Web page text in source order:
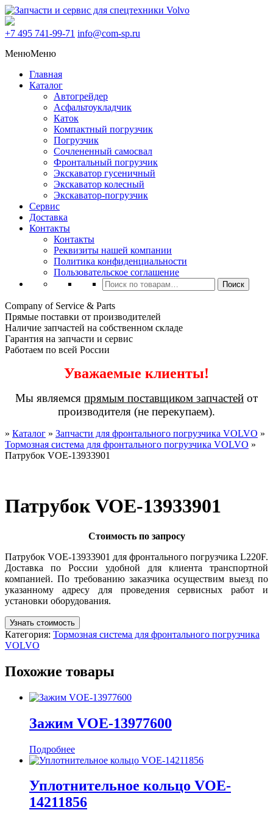
+7 495 741-99-71 info@com-sp.ru
МенюМеню
Главная
Каталог
Автогрейдер
Асфальтоукладчик
Каток
Компактный погрузчик
Погрузчик
Сочлененный самосвал
Фронтальный погрузчик
Экскаватор гусеничный
Экскаватор колесный
Экскаватор-погрузчик
Сервис
Доставка
Контакты
Контакты
Реквизиты нашей компании
Политика конфиденциальности
Пользовательское соглашение
Искать:
Поиск
Company of Service & Parts
Прямые поставки от производителей
Наличие запчастей на собственном складе
Гарантия на запчасти и сервис
Работаем по всей России
Уважаемые клиенты!
Мы являемся прямым поставщиком запчастей от
производителя (не перекупаем).
» Каталог » Запчасти для фронтального погрузчика VOLVO »
Тормозная система для фронтального погрузчика VOLVO »
Патрубок VOE-13933901
Патрубок VOE-13933901
Стоимость по запросу
Патрубок VOE-13933901 для фронтального погрузчика L220F.
Доставка по России удобной для клиента транспортной
компанией. По требованию заказчика осуществим выезд по
указанному адресу для проведения сервисных работ и
установки оборудования.
Узнать стоимость
Категория: Тормозная система для фронтального погрузчика
VOLVO
Похожие товары
Зажим VOE-13977600
Подробнее
Уплотнительное кольцо VOE-
14211856